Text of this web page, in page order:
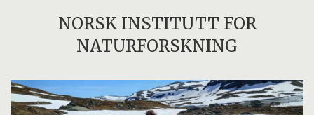
NORSK INSTITUTT FOR
NATURFORSKNING